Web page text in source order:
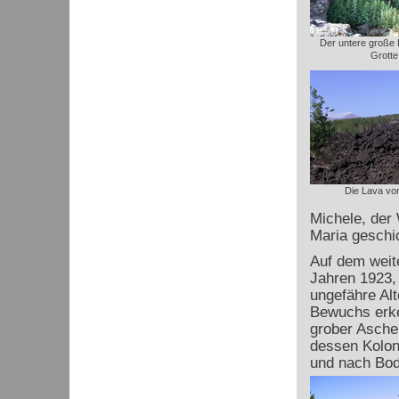
Der untere große
Grotte
Die Lava
Michele, der
Maria
Auf dem
Jahren
ungefähre
Bewuchs
grober
dessen
und nach